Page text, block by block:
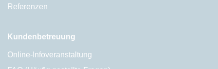
Referenzen
Kundenbetreuung
Online-Infoveranstaltung